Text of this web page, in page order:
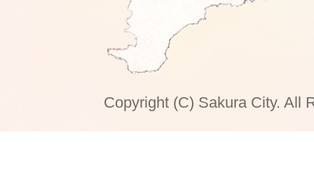
Copyright (C) Sakura City. All